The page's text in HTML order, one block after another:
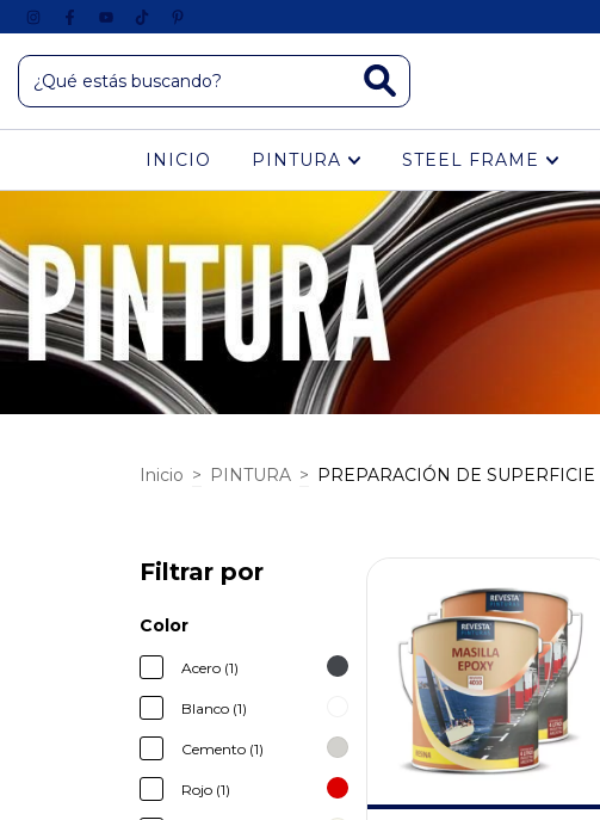
INICIO PINTURA STEEL FRAME
Inicio > PINTURA > PREPARACIÓN DE SUPERFICIE
Filtrar por
Color
Acero (1)
Blanco (1)
Cemento (1)
Rojo (1)